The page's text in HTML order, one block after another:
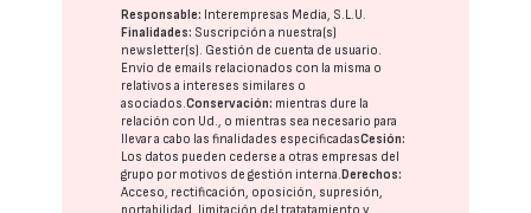
Responsable: Interempresas Media, S.L.U.
Finalidades: Suscripción a nuestra(s)
newsletter(s). Gestión de cuenta de usuario.
Envío de emails relacionados con la misma o
relativos a intereses similares o
asociados.Conservación: mientras dure la
relación con Ud., o mientras sea necesario para
llevar a cabo las finalidades especificadasCesión:
Los datos pueden cederse a otras empresas del
grupo por motivos de gestión interna. Derechos:
Acceso, rectificación, oposición, supresión,